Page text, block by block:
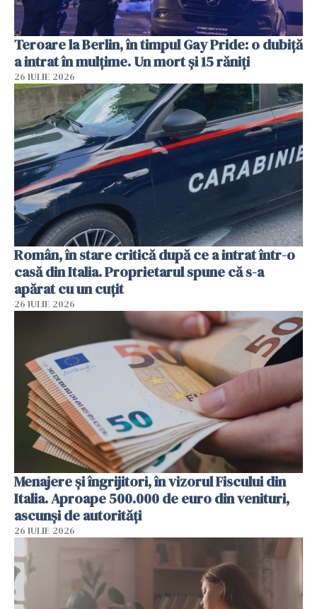
Teroare la Berlin, în timpul Gay Pride: o dubiță
a intrat în mulțime. Un mort și 15 răniți
26 IULIE 2026
Român, în stare critică după ce a intrat într-o
casă din Italia. Proprietarul spune că s-a
apărat cu un cuțit
26 IULIE 2026
Menajere și îngrijitori, în vizorul Fiscului din
Italia. Aproape 500.000 de euro din venituri,
ascunși de autorități
26 IULIE 2026